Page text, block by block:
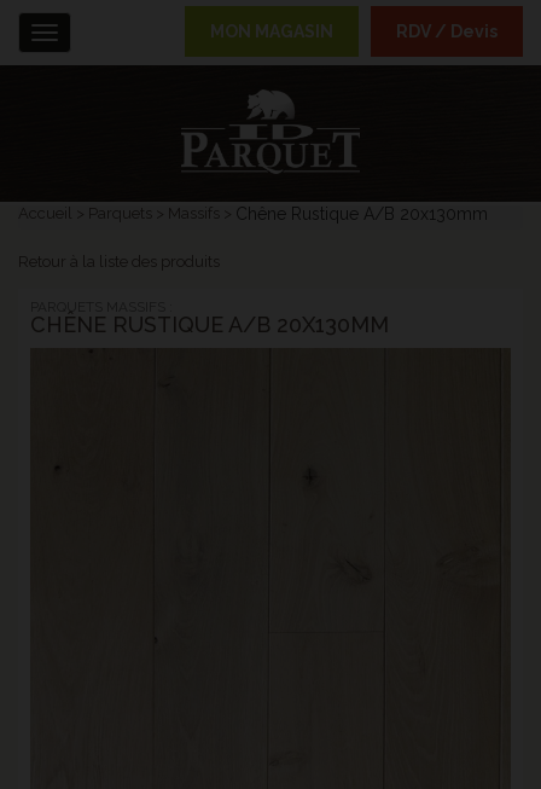
Accueil Parquets Massifs Chêne Rustique A/B 20x130mm
Retour à la liste des produits
CHÊNE RUSTIQUE A/B 20X130MM
Menu MON MAGASIN RDV / Devis